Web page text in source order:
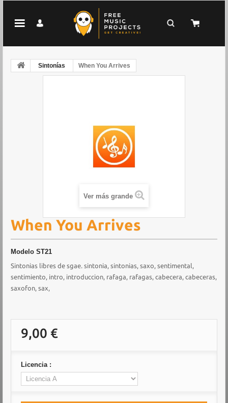
Sintonías When You Arrives
Ver más grande
When You Arrives
Modelo ST21
Sintonias libres de sgae. sintonia, sintonias, saxo, sentimental,
sentimiento, intro, introduccion, rafaga, rafagas, cabecera, cabeceras,
saxofon, sax,
9,00 €
Licencia :